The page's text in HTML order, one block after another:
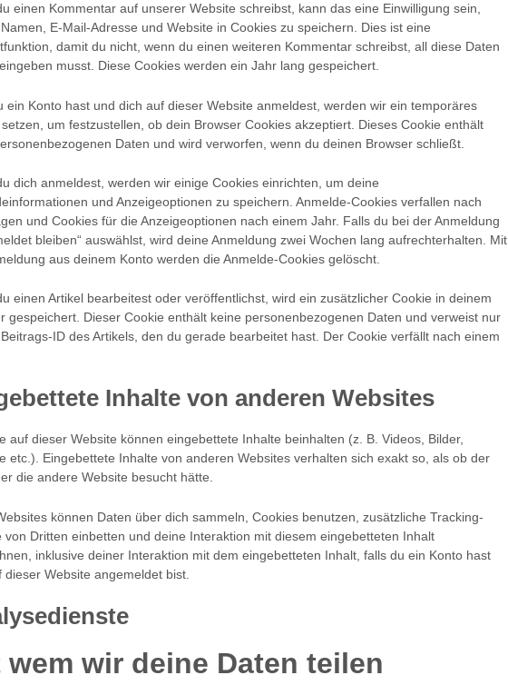
einen Kommentar auf unserer Website schreibst, kann das eine Einwilligung sein,
E-Mail-Adresse und Website in Cookies zu speichern. Dies ist eine
damit du nicht, wenn du einen weiteren Kommentar schreibst, all diese Daten
musst. Diese Cookies werden ein Jahr lang gespeichert.
ein Konto hast und dich auf dieser Website anmeldest, werden wir ein temporäres
um festzustellen, ob dein Browser Cookies akzeptiert. Dieses Cookie enthält
Daten und wird verworfen, wenn du deinen Browser schließt.
dich anmeldest, werden wir einige Cookies einrichten, um deine
und Anzeigeoptionen zu speichern. Anmelde-Cookies verfallen nach
und Cookies für die Anzeigeoptionen nach einem Jahr. Falls du bei der Anmeldung
bleiben“ auswählst, wird deine Anmeldung zwei Wochen lang aufrechterhalten. Mit
aus deinem Konto werden die Anmelde-Cookies gelöscht.
einen Artikel bearbeitest oder veröffentlichst, wird ein zusätzlicher Cookie in deinem
gespeichert. Dieser Cookie enthält keine personenbezogenen Daten und verweist nur
ID des Artikels, den du gerade bearbeitet hast. Der Cookie verfällt nach einem
Inhalte von anderen Websites
auf dieser Website können eingebettete Inhalte beinhalten (z. B. Videos, Bilder,
etc.). Eingebettete Inhalte von anderen Websites verhalten sich exakt so, als ob der
die andere Website besucht hätte.
können Daten über dich sammeln, Cookies benutzen, zusätzliche Tracking-
von Dritten einbetten und deine Interaktion mit diesem eingebetteten Inhalt
inklusive deiner Interaktion mit dem eingebetteten Inhalt, falls du ein Konto hast
dieser Website angemeldet bist.
wem wir deine Daten teilen